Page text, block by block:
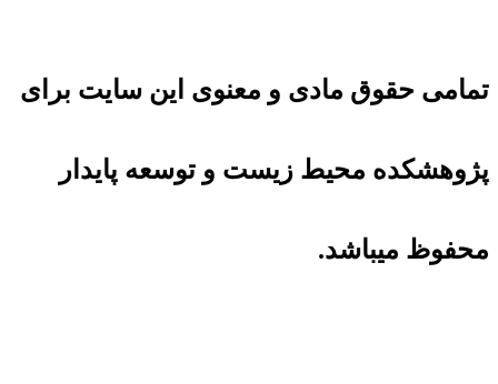
تمامی حقوق مادی و معنوی این سایت برای
پژوهشکده محیط زیست و توسعه پایدار
محفوظ میباشد.